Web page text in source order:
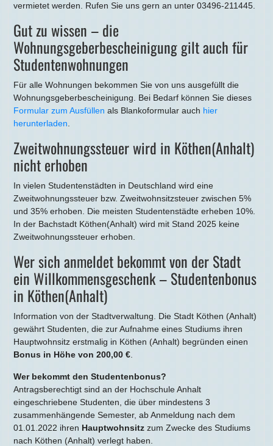
vermietet werden. Rufen Sie uns gern an unter 03496-211445.
Gut zu wissen – die
Wohnungsgeberbescheinigung gilt auch für
Studentenwohnungen
Für alle Wohnungen bekommen Sie von uns ausgefüllt die
Wohnungsgeberbescheinigung. Bei Bedarf können Sie dieses
Formular zum Ausfüllen als Blankoformular auch hier
herunterladen
Zweitwohnungssteuer wird in Köthen(Anhalt)
nicht erhoben
In vielen Studentenstädten in Deutschland wird eine
Zweitwohnungssteuer bzw. Zweitwohnsitzsteuer zwischen 5%
und 35% erhoben. Die meisten Studentenstädte erheben 10%.
In der Bachstadt Köthen(Anhalt) wird mit Stand 2025 keine
Zweitwohnungssteuer erhoben.
Wer sich anmeldet bekommt von der Stadt
ein Willkommensgeschenk – Studentenbonus
in Köthen(Anhalt)
Information von der Stadtverwaltung. Die Stadt Köthen (Anhalt)
gewährt Studenten, die zur Aufnahme eines Studiums ihren
Hauptwohnsitz erstmalig in Köthen (Anhalt) begründen einen
Bonus in Höhe von 200,00 €
Wer bekommt den Studentenbonus?
Antragsberechtigt sind an der Hochschule Anhalt
eingeschriebene Studenten, die über mindestens 3
zusammenhängende Semester, ab Anmeldung nach dem
01.01.2022 ihren Hauptwohnsitz zum Zwecke des Studiums
nach Köthen (Anhalt) verlegt haben.